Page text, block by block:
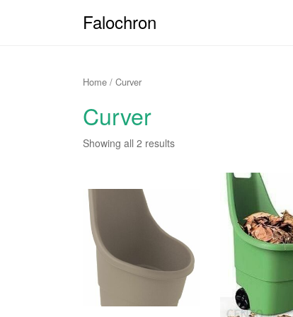
Falochron
Home / Curver
Curver
Showing all 2 results